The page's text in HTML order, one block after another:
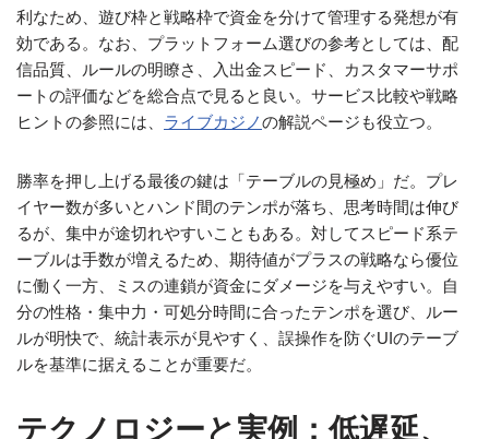
利なため、遊び枠と戦略枠で資金を分けて管理する発想が有
効である。なお、プラットフォーム選びの参考としては、配
信品質、ルールの明瞭さ、入出金スピード、カスタマーサポ
ートの評価などを総合点で見ると良い。サービス比較や戦略
ヒントの参照には、 ライブカジノの解説ページも役立つ。
勝率を押し上げる最後の鍵は「テーブルの見極め」だ。プレ
イヤー数が多いとハンド間のテンポが落ち、思考時間は伸び
るが、集中が途切れやすいこともある。対してスピード系テ
ーブルは手数が増えるため、期待値がプラスの戦略なら優位
に働く一方、ミスの連鎖が資金にダメージを与えやすい。自
分の性格・集中力・可処分時間に合ったテンポを選び、ルー
ルが明快で、統計表示が見やすく、誤操作を防ぐUIのテーブ
ルを基準に据えることが重要だ。
テクノロジーと実例：低遅延、